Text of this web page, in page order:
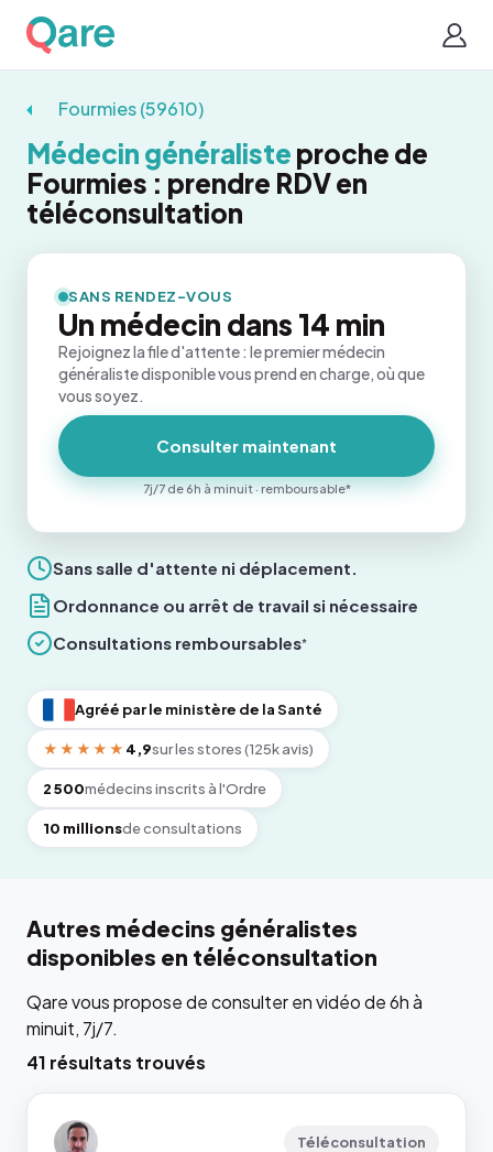
Fourmies (59610)
Médecin généraliste proche de
Fourmies : prendre RDV en
téléconsultation
Sans salle d'attente ni déplacement.
Ordonnance ou arrêt de travail si nécessaire
Consultations remboursables*
Agréé par le ministère de la Santé
★★★★★ 4,9sur les stores (125k avis)
2 500médecins inscrits à l'Ordre
10 millionsde consultations
SANS RENDEZ-VOUS
Un médecin dans 14 min
Rejoignez la file d'attente : le premier médecin
généraliste disponible vous prend en charge, où que
vous soyez.
Consulter maintenant
7j/7 de 6h à minuit · remboursable*
Autres médecins généralistes
disponibles en téléconsultation
Qare vous propose de consulter en vidéo de 6h à
minuit, 7j/7.
41 résultats trouvés
Téléconsultation